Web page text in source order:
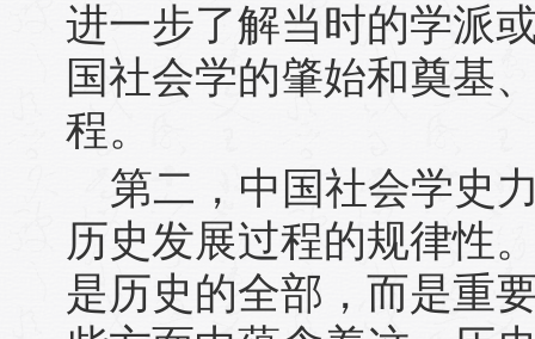
进一步了解当时的学派
国社会学的肇始和奠基
程。
第二，中国社会学史
历史发展过程的规律性
是历史的全部，而是重